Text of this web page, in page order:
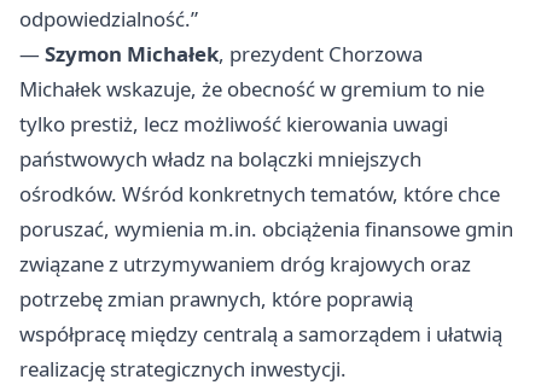
odpowiedzialność.”
— Szymon Michałek, prezydent Chorzowa
Michałek wskazuje, że obecność w gremium to nie
tylko prestiż, lecz możliwość kierowania uwagi
państwowych władz na bolączki mniejszych
ośrodków. Wśród konkretnych tematów, które chce
poruszać, wymienia m.in. obciążenia finansowe gmin
związane z utrzymywaniem dróg krajowych oraz
potrzebę zmian prawnych, które poprawią
współpracę między centralą a samorządem i ułatwią
realizację strategicznych inwestycji.